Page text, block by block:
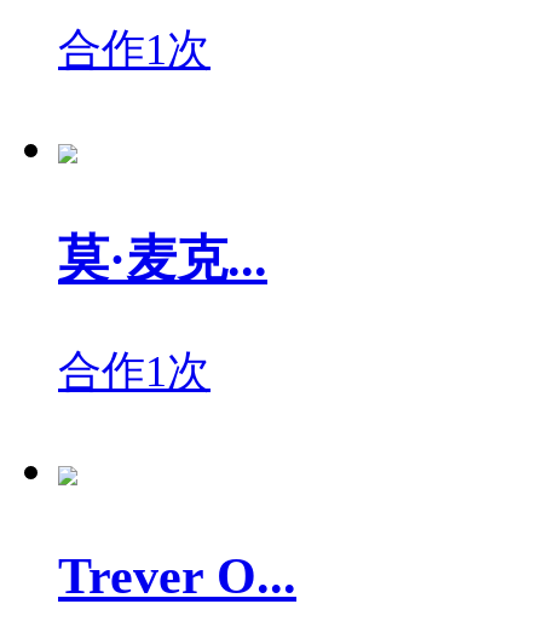
合作1次
莫·麦克...
合作1次
Trever O...